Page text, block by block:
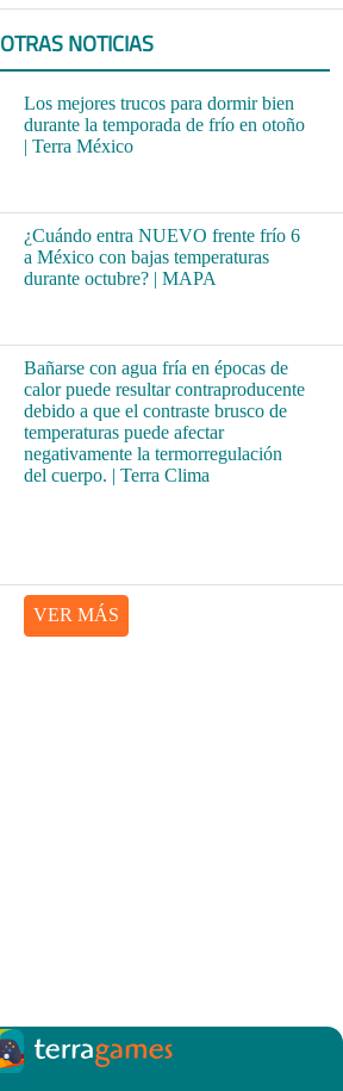
OTRAS NOTICIAS
Los mejores trucos para dormir bien
durante la temporada de frío en otoño
| Terra México
¿Cuándo entra NUEVO frente frío 6
a México con bajas temperaturas
durante octubre? | MAPA
Bañarse con agua fría en épocas de
calor puede resultar contraproducente
debido a que el contraste brusco de
temperaturas puede afectar
negativamente la termorregulación
del cuerpo. | Terra Clima
VER MÁS